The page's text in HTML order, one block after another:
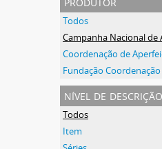
Todos
nível de descrição
Todos
Item